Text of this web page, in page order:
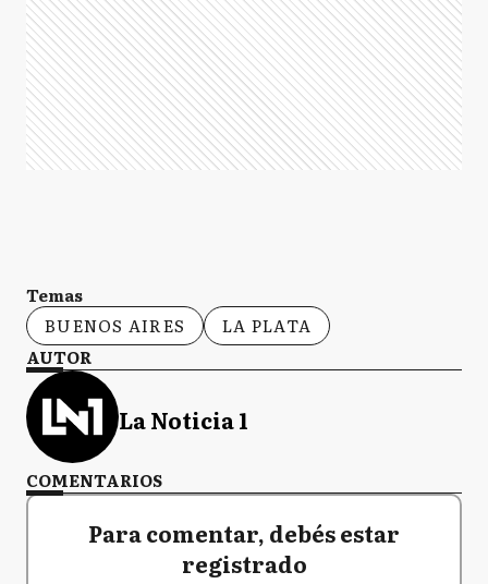
Temas
BUENOS AIRES
LA PLATA
AUTOR
La Noticia 1
COMENTARIOS
Para comentar, debés estar
registrado